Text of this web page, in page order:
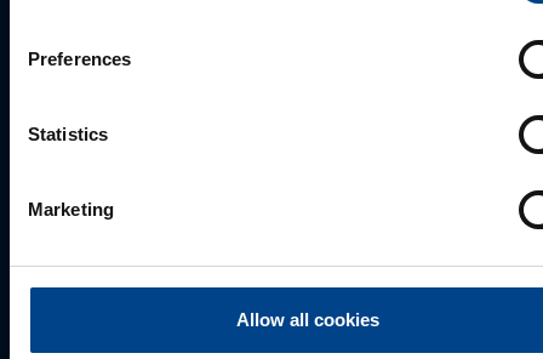
Preferences
Statistics
Marketing
Allow all cookies
+372 56560000
Eesnimi*